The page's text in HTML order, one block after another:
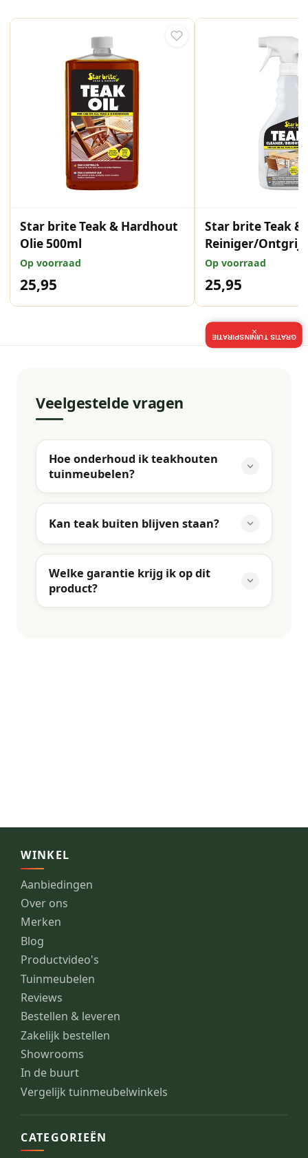
Star brite Teak & Hardhout
Olie 500ml
Op voorraad
25,95
Star brite Teak
Reiniger/
Op voorraad
25,95
Veelgestelde vragen
Hoe onderhoud ik teakhouten
tuinmeubelen?
Kan teak buiten blijven staan?
Welke garantie krijg ik op dit
product?
WINKEL
Aanbiedingen
Over ons
Merken
Blog
Productvideo's
Tuinmeubelen
Reviews
Bestellen & leveren
Zakelijk bestellen
Showrooms
In de buurt
Vergelijk tuinmeubelwinkels
CATEGORIEËN
GRATIS TUININSPIRATIE
×